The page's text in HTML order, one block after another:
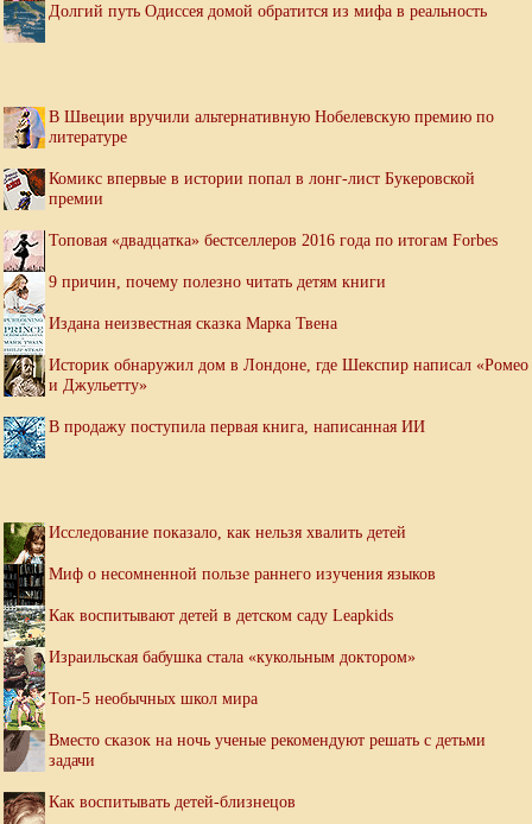
Долгий путь Одиссея домой обратится из мифа в реальность
В Швеции вручили альтернативную Нобелевскую премию по
литературе
Комикс впервые в истории попал в лонг-лист Букеровской
премии
Топовая «двадцатка» бестселлеров 2016 года по итогам Forbes
9 причин, почему полезно читать детям книги
Издана неизвестная сказка Марка Твена
Историк обнаружил дом в Лондоне, где Шекспир написал «Ромео
и Джульетту»
В продажу поступила первая книга, написанная ИИ
Исследование показало, как нельзя хвалить детей
Миф о несомненной пользе раннего изучения языков
Как воспитывают детей в детском саду Leapkids
Израильская бабушка стала «кукольным доктором»
Топ-5 необычных школ мира
Вместо сказок на ночь ученые рекомендуют решать с детьми
задачи
Как воспитывать детей-близнецов